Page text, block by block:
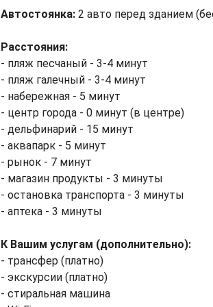
Автостоянка: 2 авто перед зданием
Расстояния:
- пляж песчаный - 3-4 минут
- пляж галечный - 3-4 минут
- набережная - 5 минут
- центр города - 0 минут (в центре)
- дельфинарий - 15 минут
- аквапарк - 5 минут
- рынок - 7 минут
- магазин продукты - 3 минуты
- остановка транспорта - 3 минуты
- аптека - 3 минуты
К Вашим услугам (дополнительно):
- трансфер (платно)
- экскурсии (платно)
- стиральная машина